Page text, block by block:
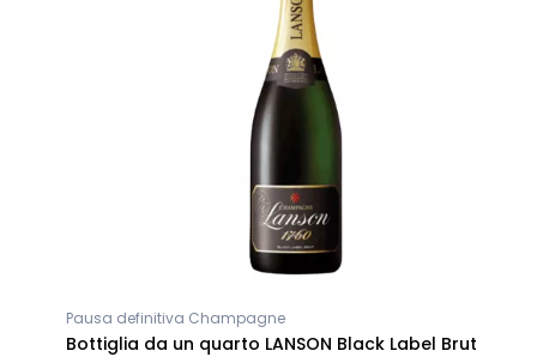
Pausa definitiva Champagne
Bottiglia da un quarto LANSON Black Label Brut